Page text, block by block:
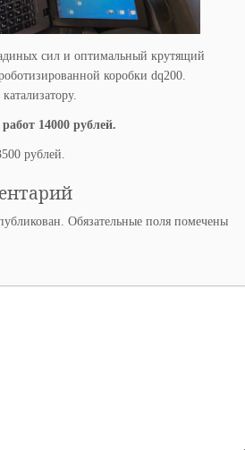
сил и оптимальный крутящий
коробки dq200.
14000 рублей.
рублей.
Обязательные поля помечены